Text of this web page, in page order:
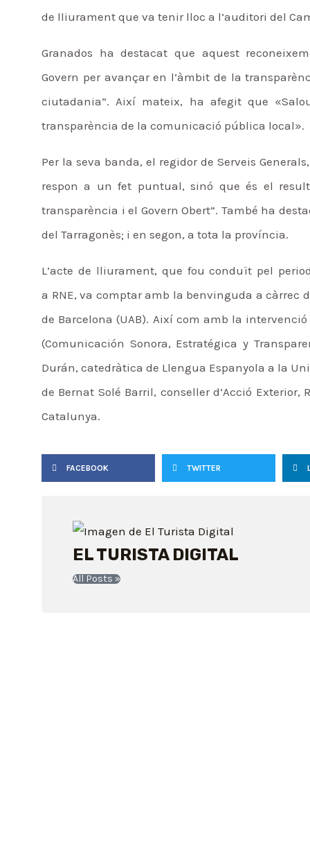
de lliurament que va tenir lloc a l’auditori del
Granados ha destacat que aquest
Govern per avançar en l’àmbit de la
ciutadania”. Així mateix, ha afegit que
transparència de la comunicació pública local».
Per la seva banda, el regidor de Serveis
respon a un fet puntual, sinó que és el
transparència i el Govern Obert”. També ha
del Tarragonès; i en segon, a tota la província.
L’acte de lliurament, que fou conduït pel
a RNE, va comptar amb la benvinguda a càrrec
de Barcelona (UAB). Així com amb la
(Comunicación Sonora, Estratégica y
Durán, catedràtica de Llengua Espanyola a la
de Bernat Solé Barril, conseller d’Acció
Catalunya.
FACEBOOK TWITTER
EL TURISTA DIGITAL
All Posts »